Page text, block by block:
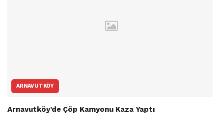
ARNAVUTKÖY
Arnavutköy’de Çöp Kamyonu Kaza Yaptı